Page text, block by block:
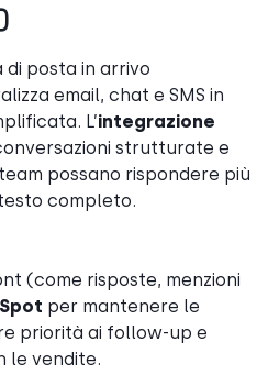
posta in arrivo
email, chat e SMS in
L’integrazione
strutturate e
possano rispondere più
completo.
(come risposte, menzioni
per mantenere le
priorità ai follow-up e
le vendite.